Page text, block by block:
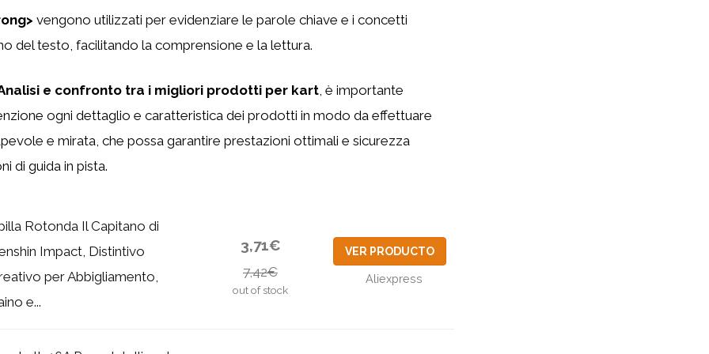
vengono utilizzati per evidenziare le parole chiave e i concetti
del testo, facilitando la comprensione e la lettura.
e confronto tra i migliori prodotti per kart, è importante
ogni dettaglio e caratteristica dei prodotti in modo da effettuare
e mirata, che possa garantire prestazioni ottimali e sicurezza
di guida in pista.
Rotonda Il Capitano di
Impact, Distintivo
per Abbigliamento,
e...
3,71€
7,42€
out of stock
VER PRODUCTO
Aliexpress